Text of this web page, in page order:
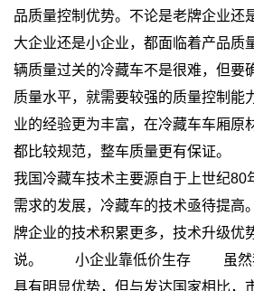
品质量控制优势。不论是老牌企业还
大企业还是小企业，都面临着产品质
辆质量过关的冷藏车不是很难，但要
质量水平，就需要较强的质量控制能
业的经验更为丰富，在冷藏车车厢原
都比较规范，整车质量更有保证。
我国冷藏车技术主要源自于上世纪80
需求的发展，冷藏车的技术亟待提高
牌企业的技术积累更多，技术升级优
说。
小企业靠低价生存
虽然
具有明显优势，但与发达国家相比，